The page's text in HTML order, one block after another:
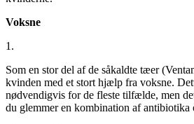
Voksne
1.
Som en stor del af de såkaldte tæer
kvinden med et stort hjælp fra voksne.
nødvendigvis for de fleste tilfælde, men
du glemmer en kombination af antibiotika